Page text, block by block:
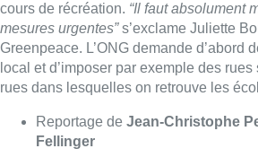
cours de récréation. “Il faut absolument
mesures urgentes”s’exclame Juliette
Greenpeace. L’ONG demande d’abord
local et d’imposer par exemple des
rues dans lesquelles on retrouve les
Reportage de Jean-Christophe
Fellinger